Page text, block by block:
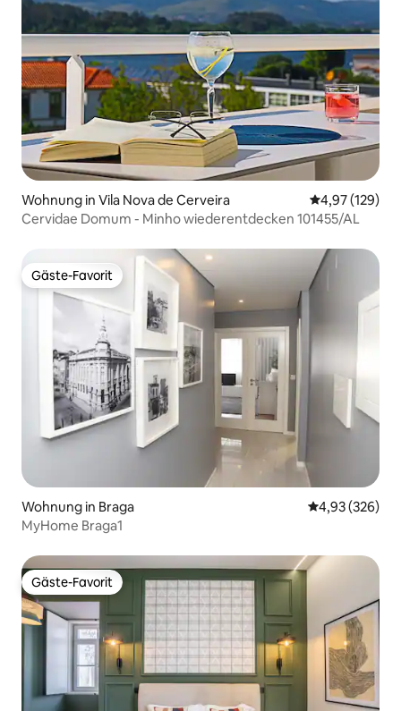
Wohnung in Vila Nova de Cerveira
4,97 (129)
Cervidae Domum - Minho wiederentdecken 101455/AL
Gäste-Favorit
Gäste-Favorit
Wohnung in Braga
4,93 (326)
MyHome Braga1
Gäste-Favorit
Gäste-Favorit